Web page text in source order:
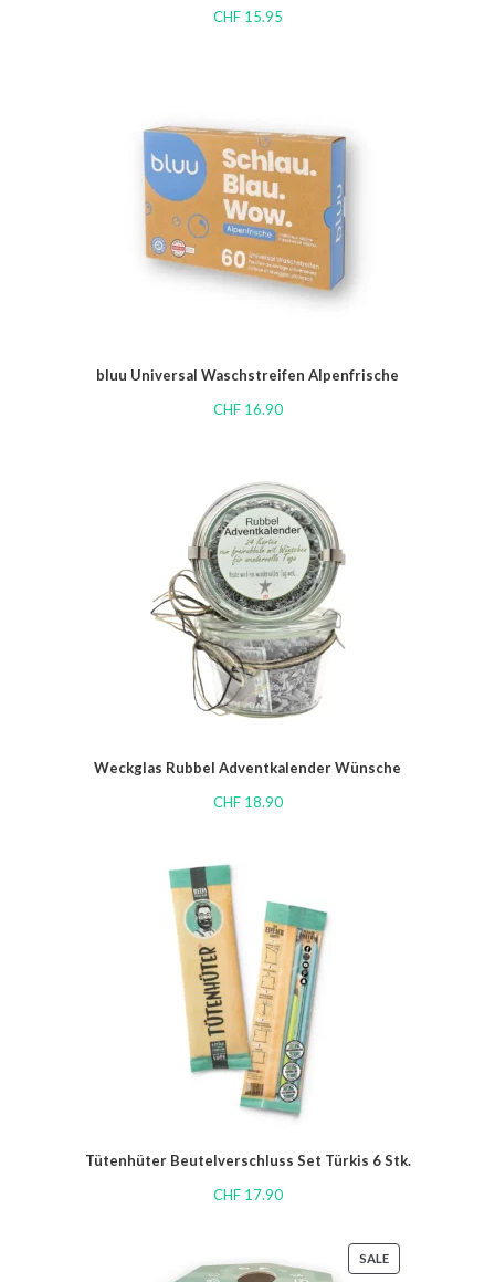
CHF15.95
bluu Universal Waschstreifen Alpenfrische
CHF16.90
Weckglas Rubbel Adventkalender Wünsche
CHF18.90
Tütenhüter Beutelverschluss Set Türkis 6 Stk.
CHF17.90
SALE